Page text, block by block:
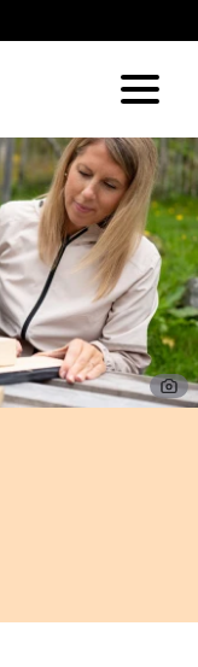
Vis/skjul